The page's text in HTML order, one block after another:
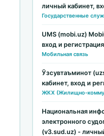
личный кабинет,
Государственные
UMS (mobi.uz)
вход и регистрация
Мобильная связь
Ўзсувтаъминот
кабинет, вход и
ЖКХ (Жилищно-
Национальная
электронного
(v3.sud.uz) -